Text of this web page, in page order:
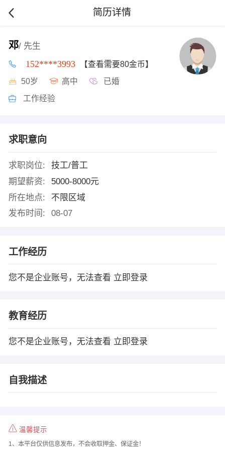
简历详情
邓/ 先生
152****3993 【查看需要80金币】
50岁 高中 已婚
工作经验
求职意向
求职岗位:
技工/普工
期望薪资:
5000-8000元
所在地点:
不限区域
发布时间:
08-07
工作经历
您不是企业账号，无法查看 立即登录
教育经历
您不是企业账号，无法查看 立即登录
自我描述
温馨提示
1、本平台仅供信息发布，不会收取押金、保证金！